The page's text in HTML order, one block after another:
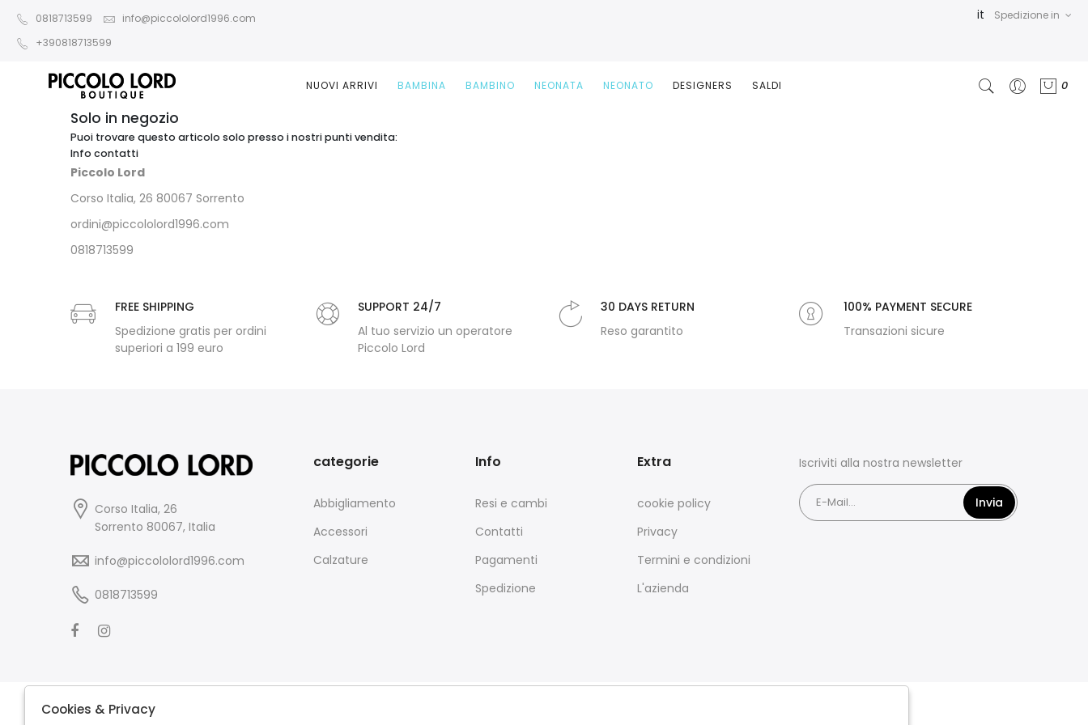
0818713599
info@piccololord1996.com
+390818713599
it Spedizione in
NUOVI ARRIVI BAMBINA BAMBINO NEONATA NEONATO DESIGNERS SALDI 0
Solo in negozio
Puoi trovare questo articolo solo presso i nostri punti vendita:
Info contatti
Piccolo Lord
Corso Italia, 26 80067 Sorrento
ordini@piccololord1996.com
0818713599
FREE SHIPPING
Spedizione gratis per ordini
superiori a 199 euro
SUPPORT 24/7
Al tuo servizio un operatore
Piccolo Lord
30 DAYS RETURN
Reso garantito
100% PAYMENT SECURE
Transazioni sicure
Corso Italia, 26
Sorrento 80067, Italia
info@piccololord1996.com
0818713599
categorie
Abbigliamento
Accessori
Calzature
Info
Resi e cambi
Contatti
Pagamenti
Spedizione
Extra
cookie policy
Privacy
Termini e condizioni
L'azienda
Iscriviti alla nostra newsletter
Invia
Cookies & Privacy